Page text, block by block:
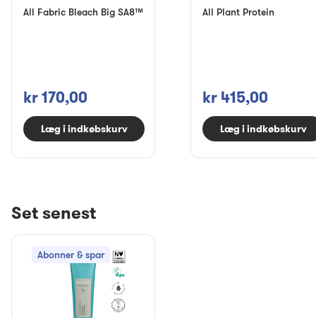
All Fabric Bleach Big SA8™
kr 170,00
Læg i indkøbskurv
All Plant Protein
kr 415,00
Læg i indkøbskurv
Set senest
Abonner & spar